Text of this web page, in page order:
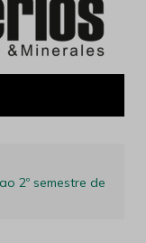
2º semestre de